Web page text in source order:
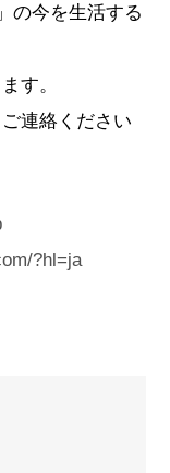
の今を生活する
す。
連絡ください
?hl=ja